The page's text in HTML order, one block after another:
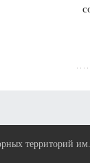
территорий